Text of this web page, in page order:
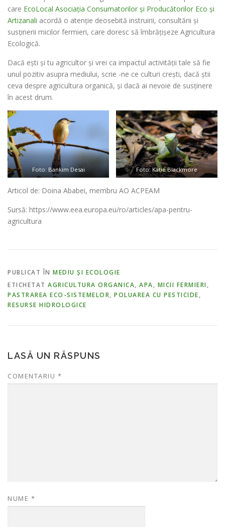
care EcoLocal Asociația Consumatorilor și Producătorilor Eco și
Artizanali acordă o atenție deosebită instruirii, consultării și
susținerii micilor fermieri, care doresc să îmbrățișeze Agricultura
Ecologică.
Dacă ești și tu agricultor și vrei ca impactul activității tale să fie
unul pozitiv asupra mediului, scrie -ne ce culturi crești, dacă știi
ceva despre agricultura organică, și dacă ai nevoie de susținere
în acest drum.
Foto: Bankim Desai Foto: Katie Blackmore
Articol de: Doina Ababei, membru AO ACPEAM
Sursă: https://www.eea.europa.eu/ro/articles/apa-pentru-
agricultura
PUBLICAT ÎN MEDIU ȘI ECOLOGIE
ETICHETAT AGRICULTURA ORGANICA, APA, MICII FERMIERI,
PASTRAREA ECO-SISTEMELOR, POLUAREA CU PESTICIDE,
RESURSE HIDROLOGICE
LASĂ UN RĂSPUNS
COMENTARIU *
NUME *